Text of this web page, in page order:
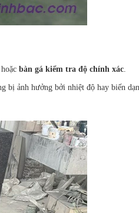
hoặc bàn gá kiểm tra độ chính xác.
bị ảnh hưởng bởi nhiệt độ hay biến